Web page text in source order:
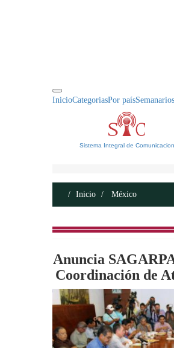
InicioCategoriasPor paísSemanarios
Sistema Integral de Comunicacion
Inicio México
Anuncia
Coordinación de